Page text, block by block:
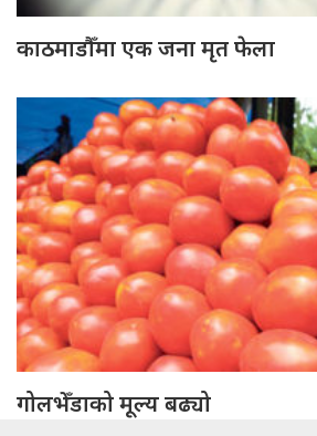
काठमाडौँमा एक जना मृत फेला
गोलभेँडाको मूल्य बढ्यो